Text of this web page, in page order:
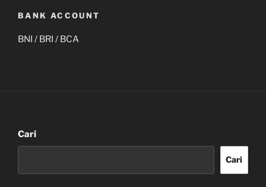
BANK ACCOUNT
BNI / BRI / BCA
Cari
Cari